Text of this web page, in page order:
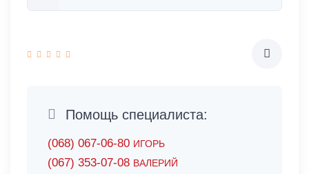
Помощь специалиста:
(068) 067-06-80 ИГОРЬ
(067) 353-07-08 ВАЛЕРИЙ